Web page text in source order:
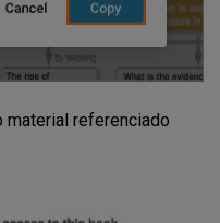
material referenciado